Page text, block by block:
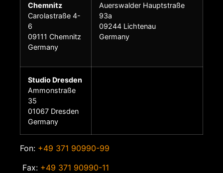
Chemnitz
Carolastraße 4-
6
09111 Chemnitz
Germany
Auerswalder Hauptstraße
93a
09244 Lichtenau
Germany
Studio Dresden
Ammonstraße
35
01067 Dresden
Germany
Fon: +49 371 90990-99
Fax: +49 371 90990-11